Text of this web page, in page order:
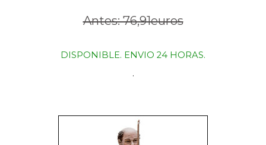
Antes: 76,91euros
DISPONIBLE. ENVIO 24 HORAS.
.